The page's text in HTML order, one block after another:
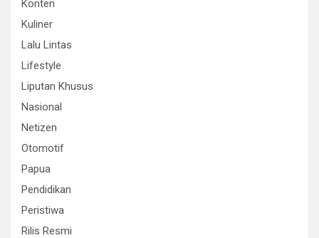
Konten
Kuliner
Lalu Lintas
Lifestyle
Liputan Khusus
Nasional
Netizen
Otomotif
Papua
Pendidikan
Peristiwa
Rilis Resmi